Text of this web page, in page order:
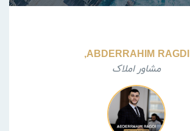
ABDERRAHIM RAGDI,
مشاور املاک